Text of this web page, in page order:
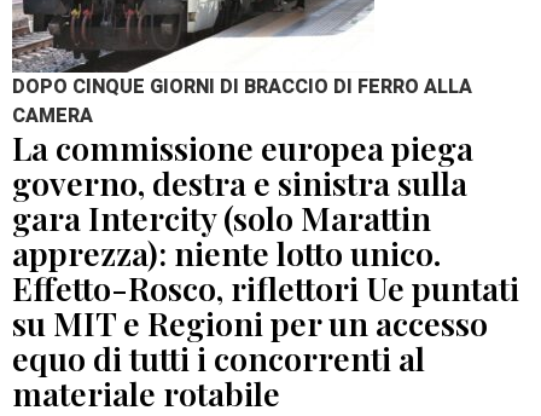
DOPO CINQUE GIORNI DI BRACCIO DI FERRO ALLA
CAMERA
La commissione europea piega
governo, destra e sinistra sulla
gara Intercity (solo Marattin
apprezza): niente lotto unico.
Effetto-Rosco, riflettori Ue puntati
su MIT e Regioni per un accesso
equo di tutti i concorrenti al
materiale rotabile